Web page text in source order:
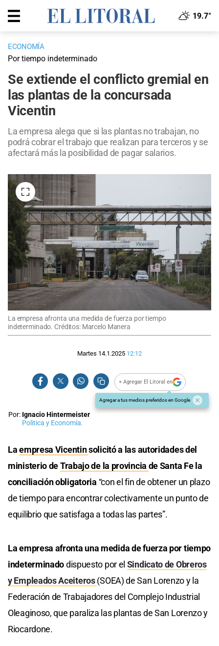
19.7°
ECONOMÍA
Por tiempo indeterminado
Se extiende el conflicto gremial en
las plantas de la concursada
Vicentin
La empresa alega que si las plantas no trabajan, no
podrá cobrar el trabajo que realizan para terceros y se
afectará más la posibilidad de pagar salarios.
La empresa afronta una medida de fuerza por tiempo
indeterminado. Créditos: Marcelo Manera
Martes 14.1.2025 12:12
+ Agregar El Litoral en
Agregar a tus medios preferidos en Google
Por: Ignacio Hintermeister
Politica y Economía.
Laempresa Vicentinsolicitó a las autoridades del
ministerio deTrabajo de la provincia de Santa Fe la
conciliación obligatoria “con el fin de obtener un plazo
de tiempo para encontrar colectivamente un punto de
equilibrio que satisfaga a todas las partes”.
La empresa afronta una medida de fuerza por tiempo
indeterminadodispuesto por el Sindicato de Obreros
y Empleados Aceiteros(SOEA) de San Lorenzo y la
Federación de Trabajadores del Complejo Industrial
Oleaginoso, que paraliza las plantas de San Lorenzo y
Riocardone.